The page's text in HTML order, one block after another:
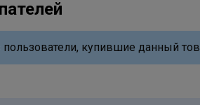
купившие данный